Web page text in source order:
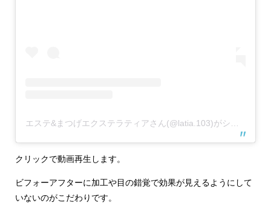
クリックで動画再生します。
ビフォーアフターに加工や目の錯覚で効果が見えるようにして
いないのがこだわりです。